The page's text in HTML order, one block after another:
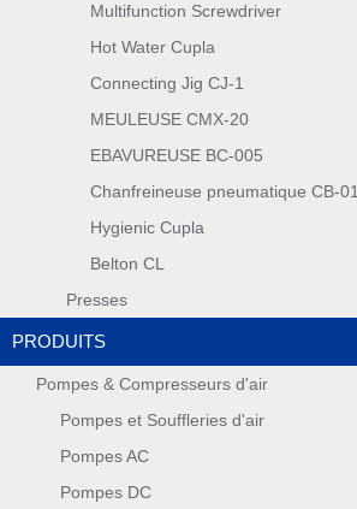
Multifunction Screwdriver
Hot Water Cupla
Connecting Jig CJ-1
MEULEUSE CMX-20
EBAVUREUSE BC-005
Chanfreineuse pneumatique CB-01
Hygienic Cupla
Belton CL
Presses
PRODUITS
Pompes & Compresseurs d'air
Pompes et Souffleries d'air
Pompes AC
Pompes DC